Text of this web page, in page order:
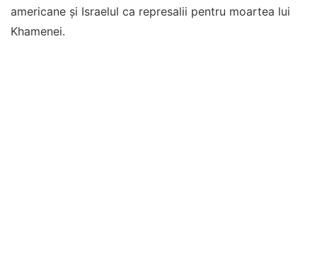
americane și Israelul ca represalii pentru moartea lui
Khamenei.